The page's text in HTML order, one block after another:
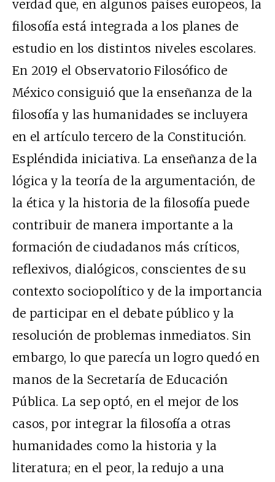
verdad que, en algunos países europeos, la
filosofía está integrada a los planes de
estudio en los distintos niveles escolares.
En 2019 el Observatorio Filosófico de
México consiguió que la enseñanza de la
filosofía y las humanidades se incluyera
en el artículo tercero de la Constitución.
Espléndida iniciativa. La enseñanza de la
lógica y la teoría de la argumentación, de
la ética y la historia de la filosofía puede
contribuir de manera importante a la
formación de ciudadanos más críticos,
reflexivos, dialógicos, conscientes de su
contexto sociopolítico y de la importancia
de participar en el debate público y la
resolución de problemas inmediatos. Sin
embargo, lo que parecía un logro quedó en
manos de la Secretaría de Educación
Pública. La sep optó, en el mejor de los
casos, por integrar la filosofía a otras
humanidades como la historia y la
literatura; en el peor, la redujo a una